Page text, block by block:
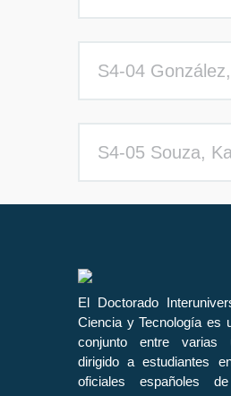
S4-04
S4-05 Souza,
El Doctorado
Ciencia y Tecnología es
conjunto entre varias
dirigido a estudiantes
oficiales españoles